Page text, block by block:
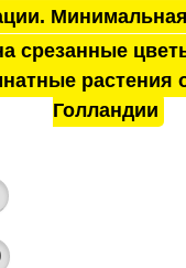
срезанные
растения
Голландии